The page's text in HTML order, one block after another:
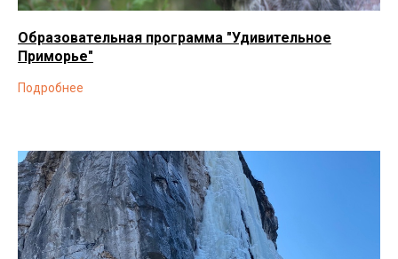
Образовательная программа "Удивительное
Приморье"
Подробнее